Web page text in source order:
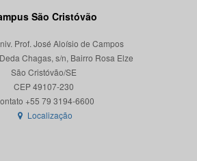
São Cristóvão
Prof. José Aloísio de Campos
Chagas, s/n, Bairro Rosa Elze
São Cristóvão/SE
CEP 49107-230
Localização